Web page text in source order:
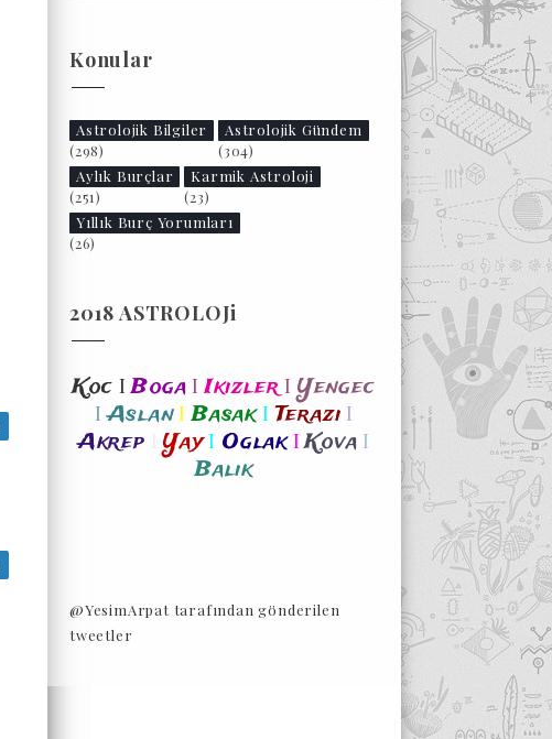
Konular
Astrolojik Bilgiler
(298)
Astrolojik Gündem
(304)
Aylık Burçlar
(251)
Karmik Astroloji
(23)
Yıllık Burç Yorumları
(26)
2018 ASTROLOJi
Koc I Boga I Ikizler I Yengec
I Aslan I Basak I Terazi I
Akrep Yay I Oglak I Kova I
Balik
@YesimArpat tarafından gönderilen
tweetler